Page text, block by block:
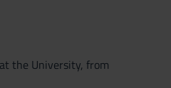
the University, from